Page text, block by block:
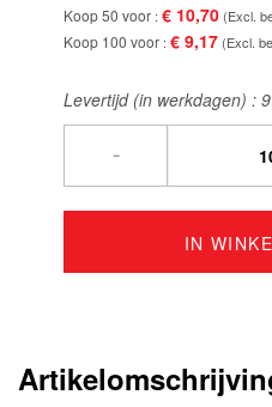
Koop 50 voor € 10,70
Koop 100 voor € 9,17
Levertijd (in werkdagen) : 9
-
IN